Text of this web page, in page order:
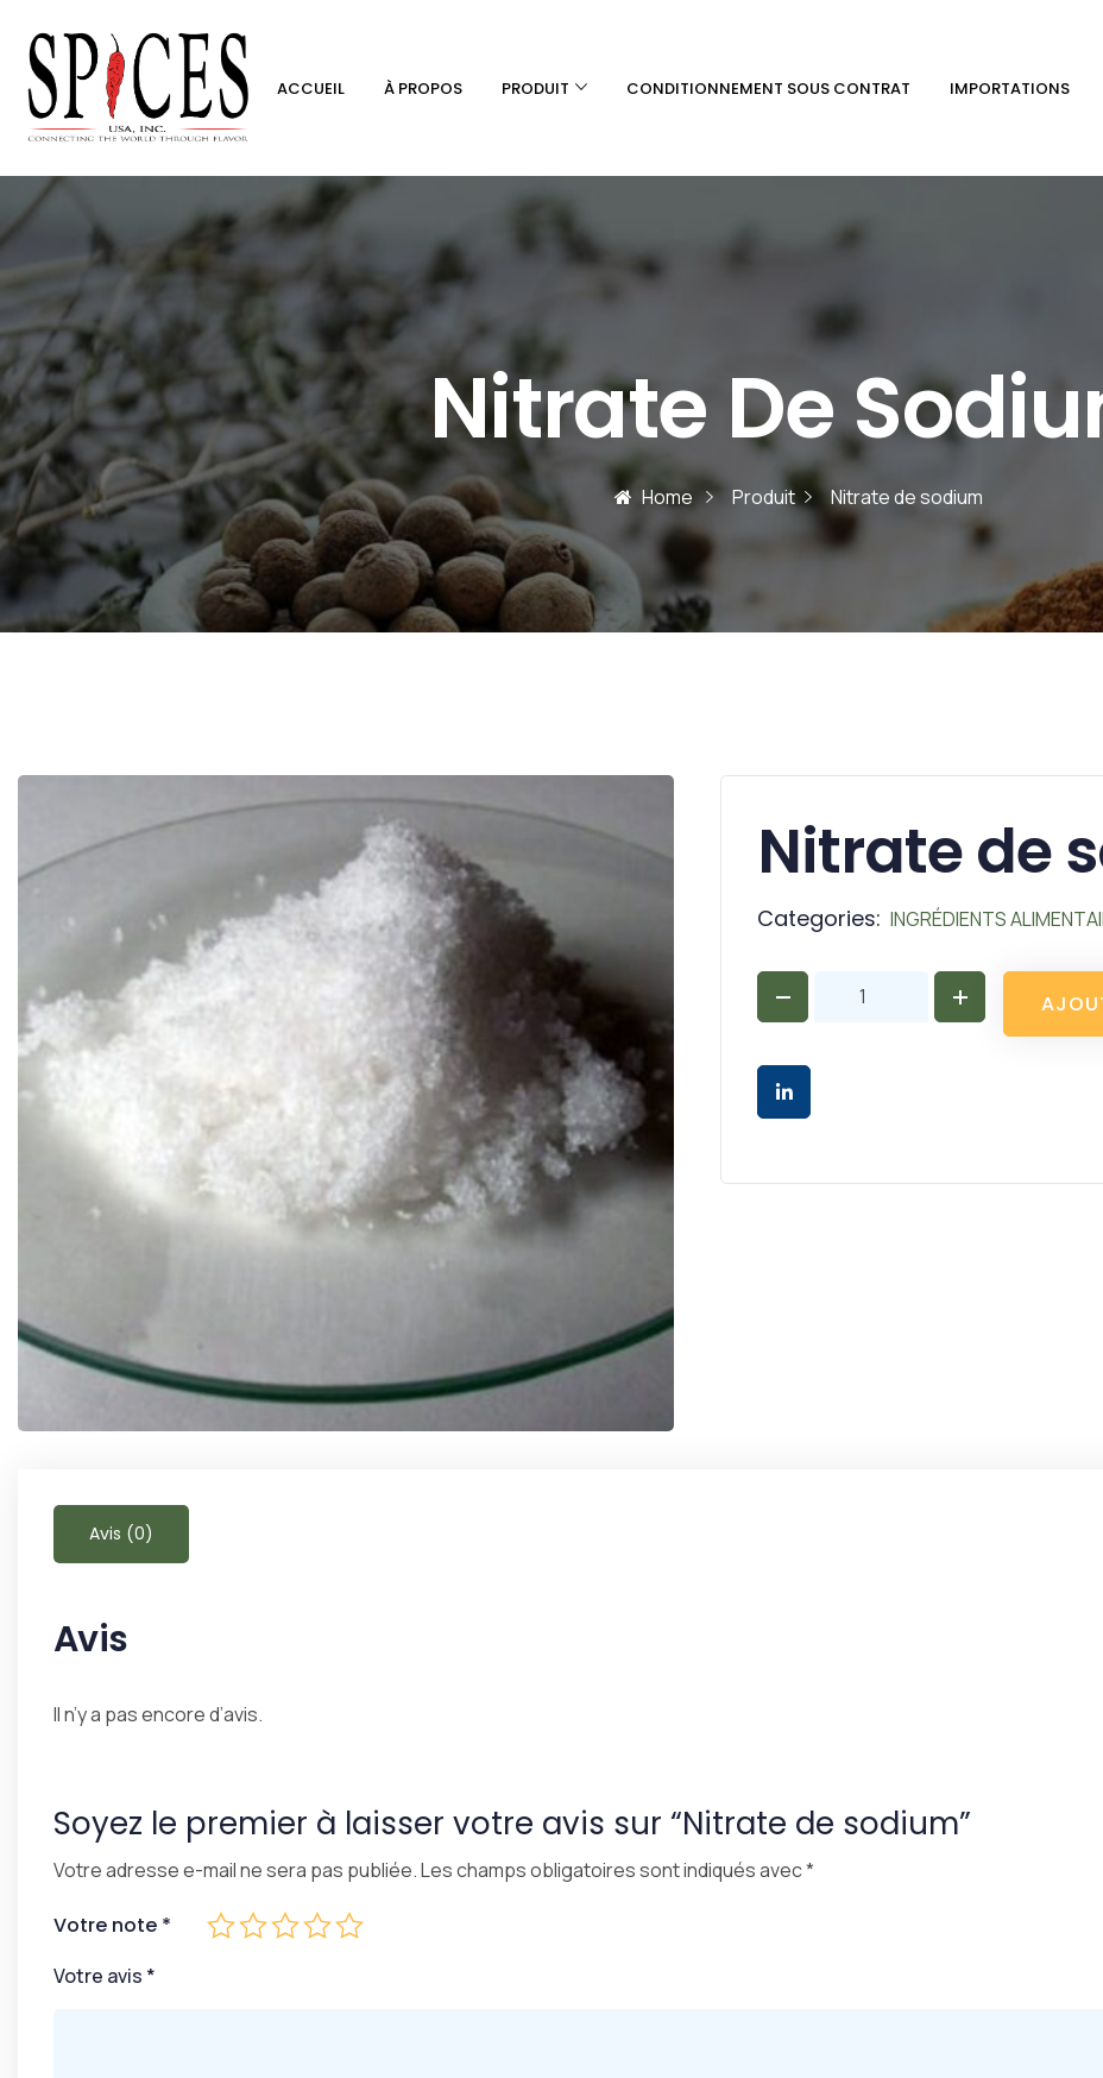
ACCUEIL À PROPOS PRODUIT CONDITIONNEMENT SOUS CONTRAT IMPORTATIONS
Nitrate De
Home Produit Nitrate de sodium
Nitrate de
Categories: INGRÉDIENTS
AJOU
Avis (0)
Avis
Il n’y a pas encore d’avis.
Soyez le premier à laisser votre avis sur “Nitrate de sodium”
Votre adresse e-mail ne sera pas publiée.Les champs obligatoires sont indiqués avec*
Votre note *
Votre avis *